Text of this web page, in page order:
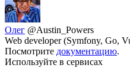
Олег @Austin_Powers
Web developer (Symfony, Go,
Посмотрите документацию.
Используйте в сервисах